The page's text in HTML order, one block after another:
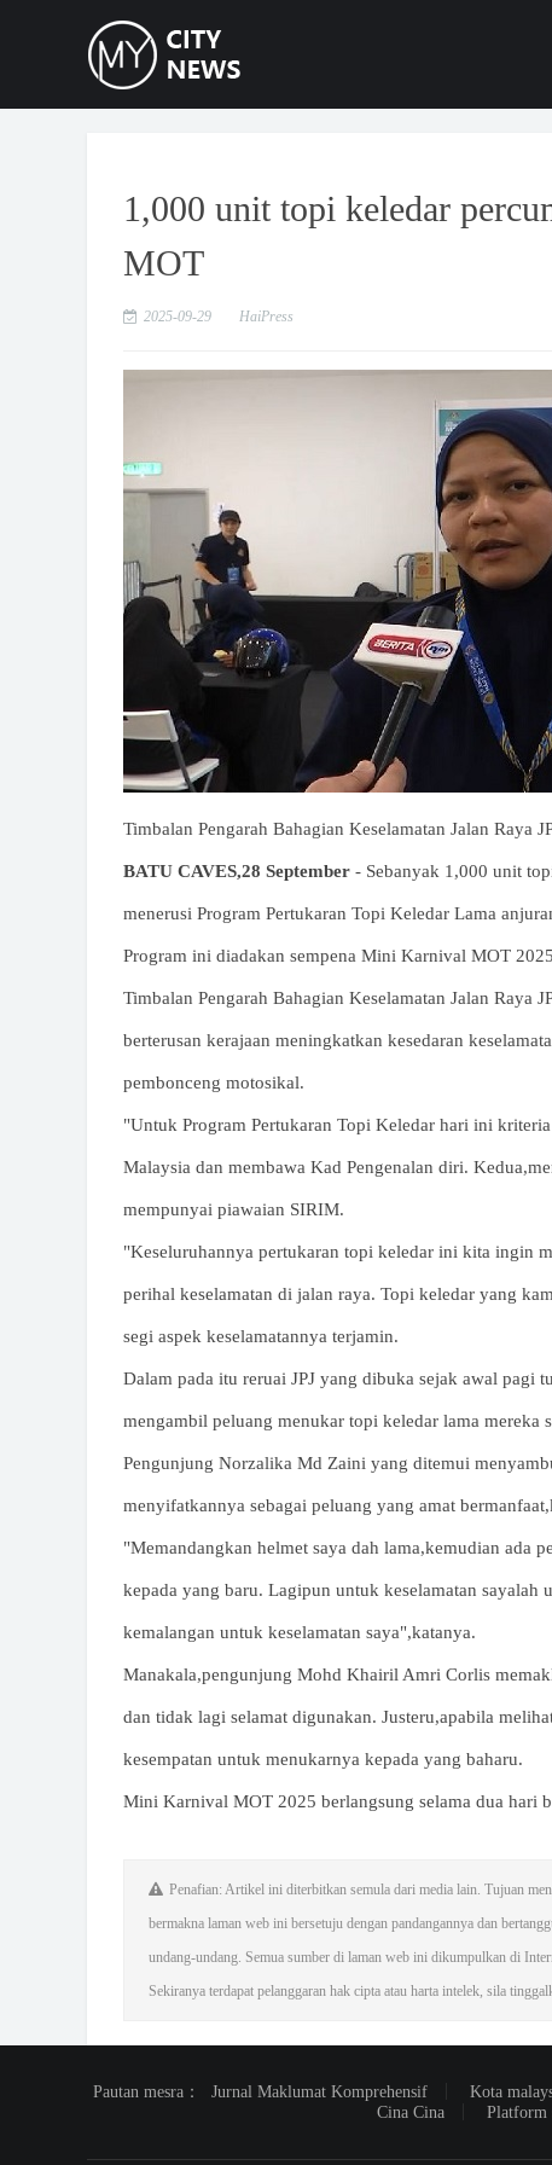
1,000 unit topi keledar
MOT
2025-09-29 HaiPress
Timbalan Pengarah Bahagian Keselamatan Jalan Raya
BATU CAVES,28 September - Sebanyak 1,000 unit
menerusi Program Pertukaran Topi Keledar Lama
Program ini diadakan sempena Mini Karnival MOT
Timbalan Pengarah Bahagian Keselamatan Jalan Raya
berterusan kerajaan meningkatkan kesedaran
pembonceng motosikal.
"Untuk Program Pertukaran Topi Keledar hari ini
Malaysia dan membawa Kad Pengenalan diri.
mempunyai piawaian SIRIM.
"Keseluruhannya pertukaran topi keledar ini kita ingin
perihal keselamatan di jalan raya. Topi keledar yang
segi aspek keselamatannya terjamin.
Dalam pada itu reruai JPJ yang dibuka sejak awal pagi
mengambil peluang menukar topi keledar lama mereka
Pengunjung Norzalika Md Zaini yang ditemui
menyifatkannya sebagai peluang yang amat
"Memandangkan helmet saya dah lama,kemudian ada
kepada yang baru. Lagipun untuk keselamatan sayalah
kemalangan untuk keselamatan saya",katanya.
Manakala,pengunjung Mohd Khairil Amri Corlis
dan tidak lagi selamat digunakan. Justeru,apabila
kesempatan untuk menukarnya kepada yang baharu.
Mini Karnival MOT 2025 berlangsung selama dua hari
Penafian: Artikel ini diterbitkan semula dari media lain. Tujuan
bermakna laman web ini bersetuju dengan pandangannya dan
undang-undang. Semua sumber di laman web ini dikumpulkan di
Sekiranya terdapat pelanggaran hak cipta atau harta intelek, sila
Pautan mesra： Jurnal Maklumat Komprehensif Kota
Cina Cina
Platform